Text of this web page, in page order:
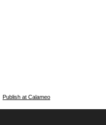
Publish at Calameo